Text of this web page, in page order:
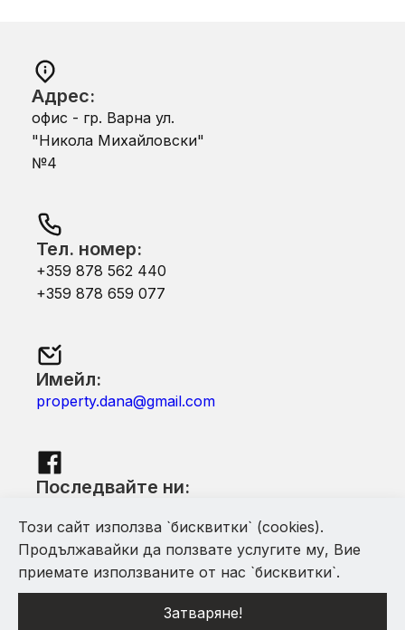
Адрес:
офис - гр. Варна ул.
"Никола Михайловски"
№4
Тел. номер:
+359 878 562 440
+359 878 659 077
Имейл:
property.dana@gmail.com
Последвайте ни:
С помощта на Mythfinity
Този сайт използва `бисквитки` (cookies).
Продължавайки да ползвате услугите му, Вие
приемате използваните от нас `бисквитки`.
Затваряне!